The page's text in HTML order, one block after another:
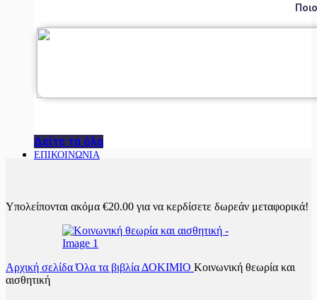
Δείτε τα όλα
ΕΠΙΚΟΙΝΩΝΙΑ
Υπολείπονται ακόμα €20.00 για να κερδίσετε δωρεάν μεταφορικά!
Αρχική σελίδαΌλα τα βιβλία ΔΟΚΙΜΙΟ Κοινωνική θεωρία και
αισθητική